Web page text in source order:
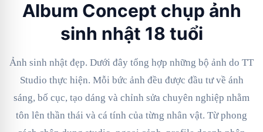
Album Concept chụp ảnh
sinh nhật 18 tuổi
Ảnh sinh nhật đẹp. Dưới đây tổng hợp những bộ ảnh do TT
Studio thực hiện. Mỗi bức ảnh đều được đầu tư về ánh
sáng, bố cục, tạo dáng và chỉnh sửa chuyên nghiệp nhằm
tôn lên thần thái và cá tính của từng nhân vật. Từ phong